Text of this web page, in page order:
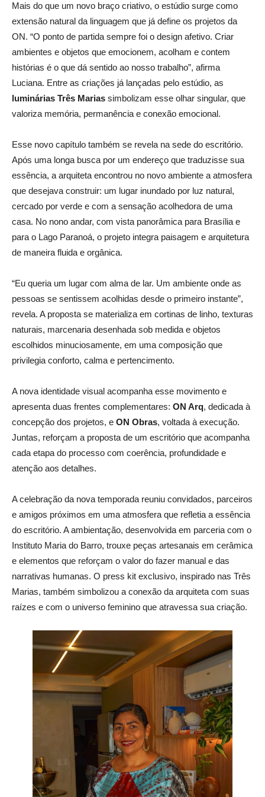
Mais do que um novo braço criativo, o estúdio surge como
extensão natural da linguagem que já define os projetos da
ON. “O ponto de partida sempre foi o design afetivo. Criar
ambientes e objetos que emocionem, acolham e contem
histórias é o que dá sentido ao nosso trabalho”, afirma
Luciana. Entre as criações já lançadas pelo estúdio, as
luminárias Três Marias simbolizam esse olhar singular, que
valoriza memória, permanência e conexão emocional.
Esse novo capítulo também se revela na sede do escritório.
Após uma longa busca por um endereço que traduzisse sua
essência, a arquiteta encontrou no novo ambiente a atmosfera
que desejava construir: um lugar inundado por luz natural,
cercado por verde e com a sensação acolhedora de uma
casa. No nono andar, com vista panorâmica para Brasília e
para o Lago Paranoá, o projeto integra paisagem e arquitetura
de maneira fluida e orgânica.
“Eu queria um lugar com alma de lar. Um ambiente onde as
pessoas se sentissem acolhidas desde o primeiro instante”,
revela. A proposta se materializa em cortinas de linho, texturas
naturais, marcenaria desenhada sob medida e objetos
escolhidos minuciosamente, em uma composição que
privilegia conforto, calma e pertencimento.
A nova identidade visual acompanha esse movimento e
apresenta duas frentes complementares: ON Arq, dedicada à
concepção dos projetos, e ON Obras, voltada à execução.
Juntas, reforçam a proposta de um escritório que acompanha
cada etapa do processo com coerência, profundidade e
atenção aos detalhes.
A celebração da nova temporada reuniu convidados, parceiros
e amigos próximos em uma atmosfera que refletia a essência
do escritório. A ambientação, desenvolvida em parceria com o
Instituto Maria do Barro, trouxe peças artesanais em cerâmica
e elementos que reforçam o valor do fazer manual e das
narrativas humanas. O press kit exclusivo, inspirado nas Três
Marias, também simbolizou a conexão da arquiteta com suas
raízes e com o universo feminino que atravessa sua criação.